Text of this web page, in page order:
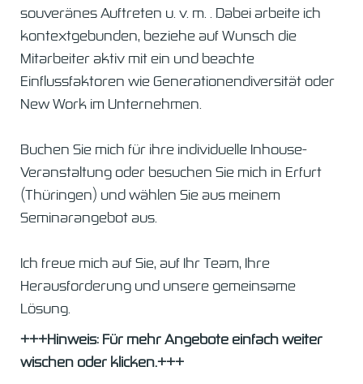
souveränes Auftreten u. v. m. . Dabei arbeite ich
kontextgebunden, beziehe auf Wunsch die
Mitarbeiter aktiv mit ein und beachte
Einflussfaktoren wie Generationendiversität oder
New Work im Unternehmen.
Buchen Sie mich für ihre individuelle Inhouse-
Veranstaltung oder besuchen Sie mich in Erfurt
(Thüringen) und wählen Sie aus meinem
Seminarangebot aus.
Ich freue mich auf Sie, auf Ihr Team, Ihre
Herausforderung und unsere gemeinsame
Lösung.
+++Hinweis: Für mehr Angebote einfach weiter
wischen oder klicken.+++